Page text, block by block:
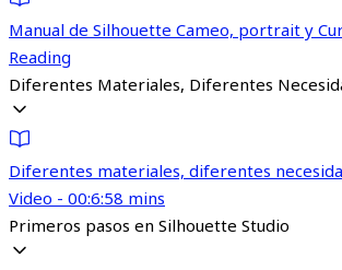
Manual de Silhouette Cameo, portrait y
Reading
Diferentes Materiales, Diferentes
Diferentes materiales, diferentes
Video - 00:6:58 mins
Primeros pasos en Silhouette Studio